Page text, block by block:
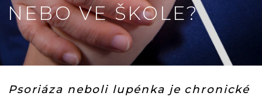
NEBO VE ŠKOLE?
Psoriáza neboli lupénka je chronické